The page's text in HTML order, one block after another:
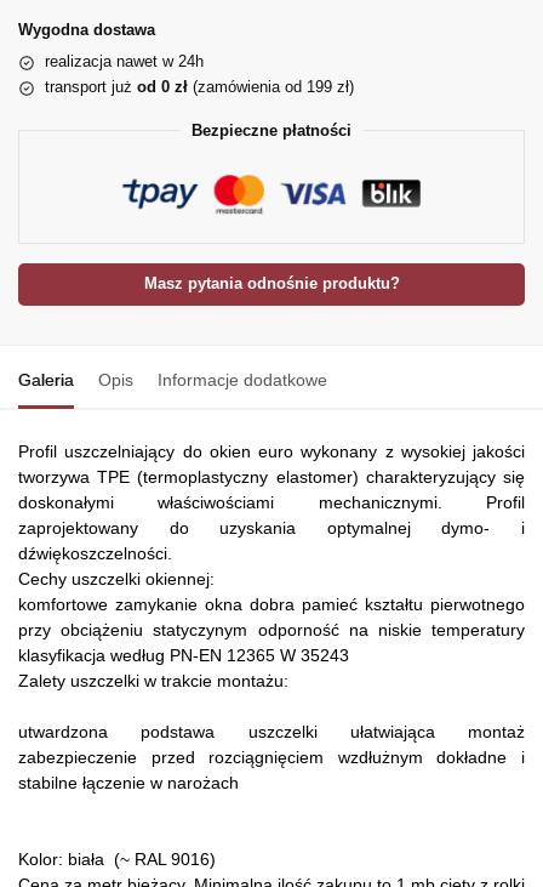
Wygodna dostawa
realizacja nawet w 24h
transport już od 0 zł (zamówienia od 199 zł)
Bezpieczne płatności
Masz pytania odnośnie produktu?
Galeria Opis Informacje dodatkowe
Profil uszczelniający do okien euro wykonany z wysokiej jakości
tworzywa TPE (termoplastyczny elastomer) charakteryzujący się
doskonałymi właściwościami mechanicznymi. Profil
zaprojektowany do uzyskania optymalnej dymo- i
dźwiękoszczelności.
Cechy uszczelki okiennej:
komfortowe zamykanie okna dobra pamieć kształtu pierwotnego
przy obciążeniu statyczynym odporność na niskie temperatury
klasyfikacja według PN-EN 12365 W 35243
Zalety uszczelki w trakcie montażu:
utwardzona podstawa uszczelki ułatwiająca montaż
zabezpieczenie przed rozciągnięciem wzdłużnym dokładne i
stabilne łączenie w narożach
Kolor: biała (~ RAL 9016)